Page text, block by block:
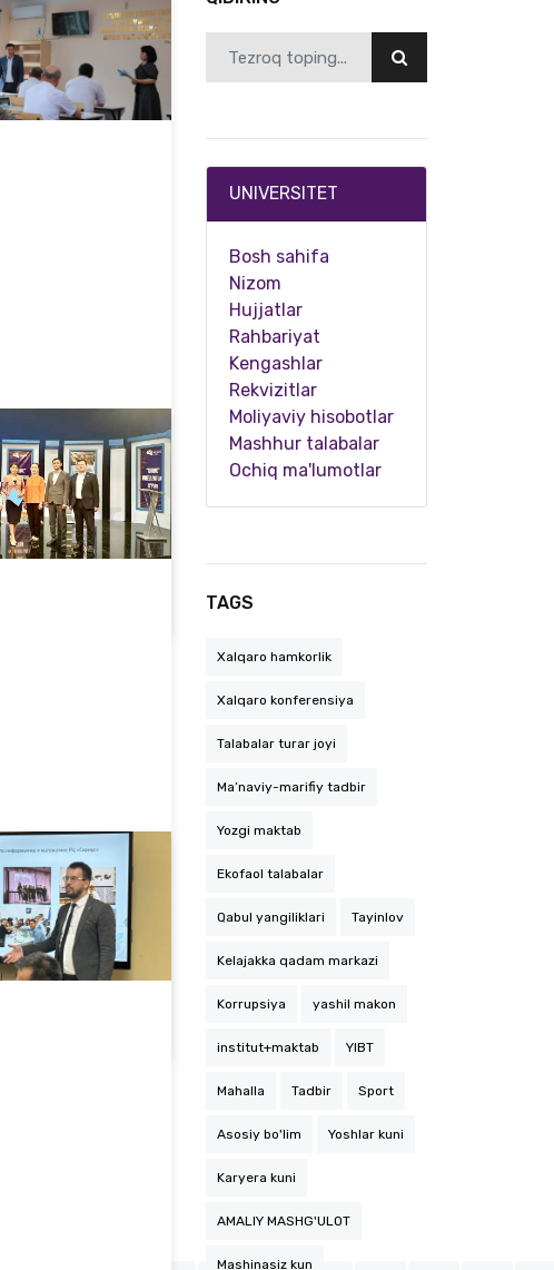
2757
2594
UNIVERSITET
Bosh sahifa
Nizom
Hujjatlar
Rahbariyat
Kengashlar
Rekvizitlar
Moliyaviy hisobotlar
Mashhur talabalar
Ochiq ma'lumotlar
TAGS
Xalqaro hamkorlik
Xalqaro konferensiya
Talabalar turar joyi
Ma’naviy-marifiy tadbir
Yozgi maktab
Ekofaol talabalar
Qabul yangiliklari Tayinlov
Kelajakka qadam markazi
Korrupsiya yashil makon
institut+maktab YIBT
Mahalla Tadbir Sport
Asosiy bo'lim Yoshlar kuni
Karyera kuni
AMALIY MASHG'ULOT
Mashinasiz kun